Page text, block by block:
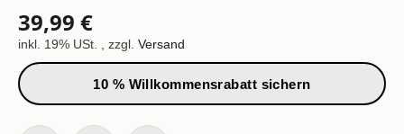
39,99 €
inkl. 19% USt. , zzgl. Versand
10 % Willkommensrabatt sichern